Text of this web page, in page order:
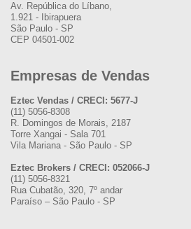
Av. República do Líbano,
1.921 - Ibirapuera
São Paulo - SP
CEP 04501-002
Empresas de Vendas
Eztec Vendas / CRECI: 5677-J
(11) 5056-8308
R. Domingos de Morais, 2187
Torre Xangai - Sala 701
Vila Mariana - São Paulo - SP
Eztec Brokers / CRECI: 052066-J
(11) 5056-8321
Rua Cubatão, 320, 7º andar
Paraíso – São Paulo - SP